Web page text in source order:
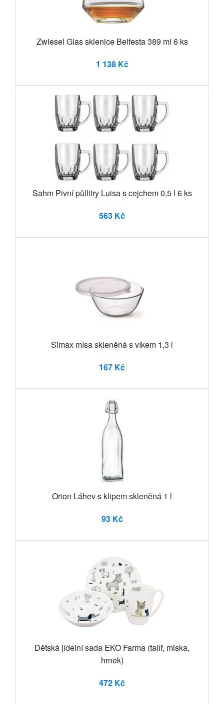
Zwiesel Glas sklenice Belfesta 389 ml 6 ks
1 138 Kč
Sahm Pivní půllitry Luisa s cejchem 0,5 l 6 ks
563 Kč
Simax mísa skleněná s víkem 1,3 l
167 Kč
Orion Láhev s klipem skleněná 1 l
93 Kč
Dětská jídelní sada EKO Farma (talíř, miska,
hrnek)
472 Kč